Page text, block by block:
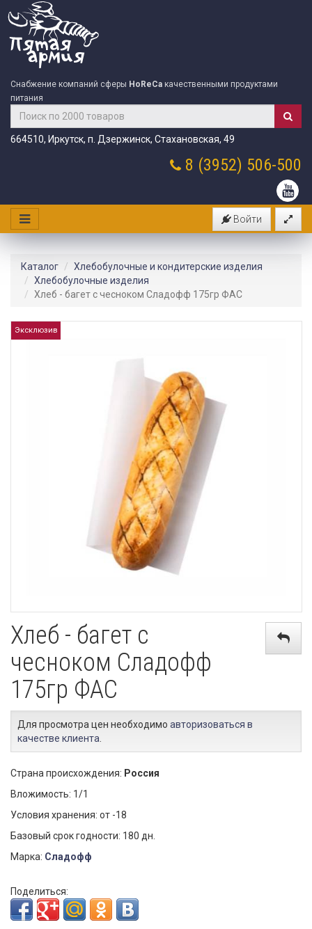
Снабжение компаний сферы HoReCa качественными продуктами
питания
664510, Иркутск, п. Дзержинск, Стахановская, 49
8 (3952) 506-500
Войти
Каталог
Хлебобулочные и кондитерские изделия
Хлебобулочные изделия
Хлеб - багет с чесноком Сладофф 175гр ФАС
Эксклюзив
Хлеб - багет с
чесноком Сладофф
175гр ФАС
Для просмотра цен необходимо авторизоваться в
качестве клиента
Страна происхождения: Россия
Вложимость: 1/1
Условия хранения: от -18
Базовый срок годности: 180 дн.
Марка: Сладофф
Поделиться: